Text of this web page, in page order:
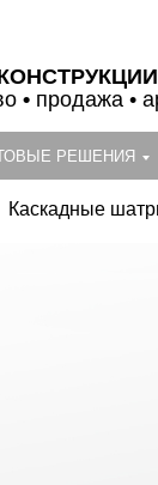
• продажа •
РЕШЕНИЯ
Каскадные